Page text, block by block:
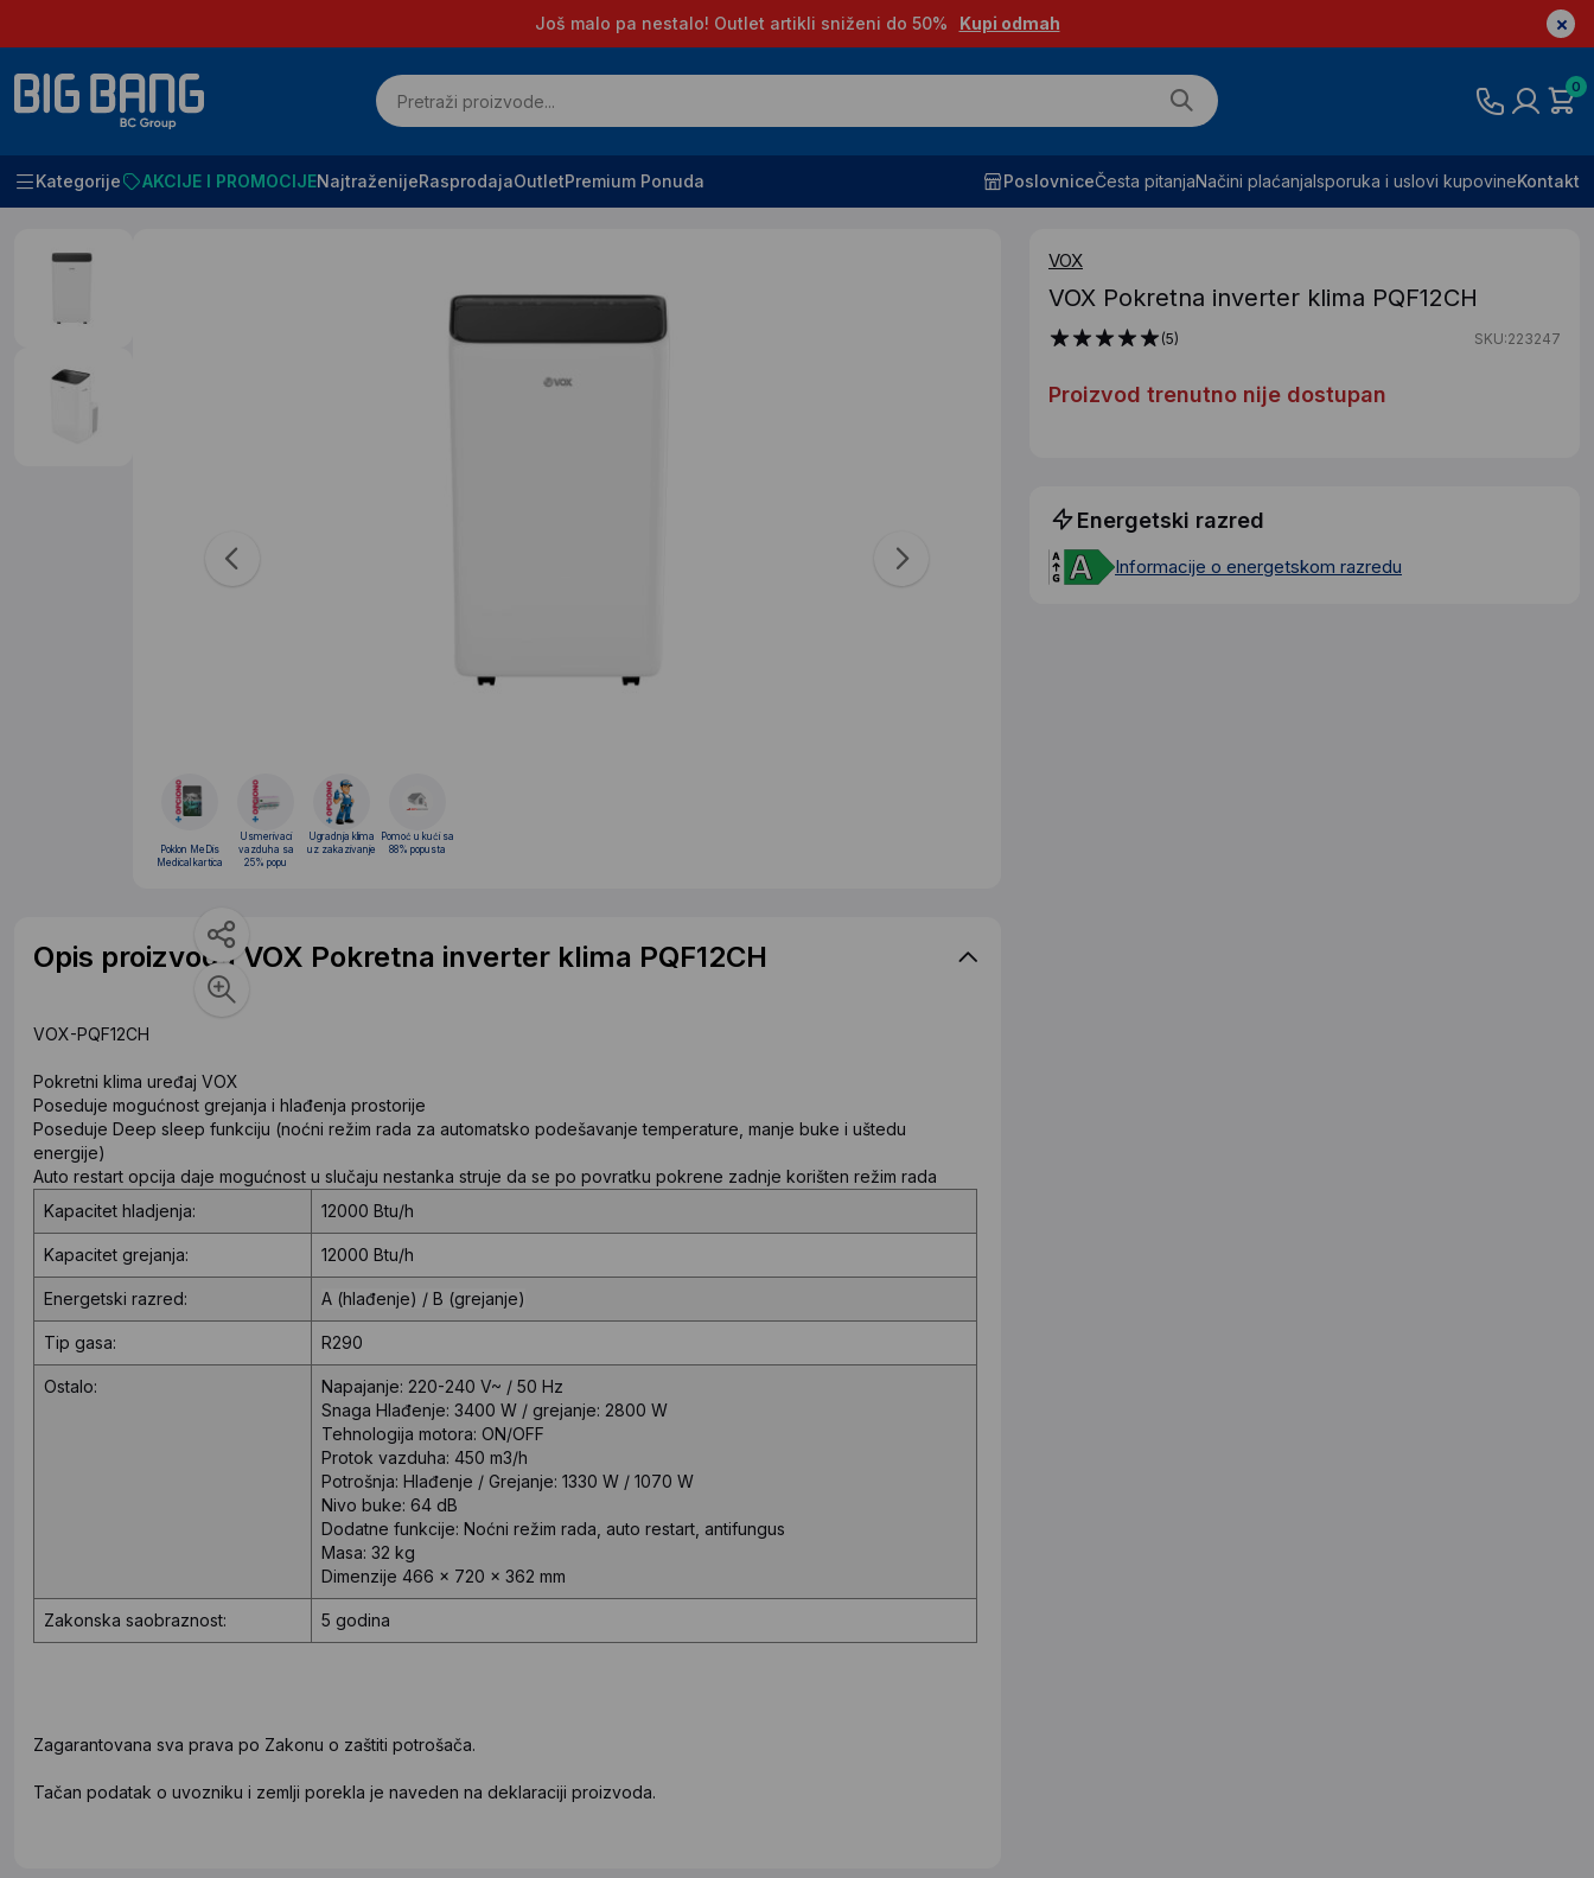
Još malo pa nestalo! Outlet artikli sniženi do 50% Kupi odmah
0
Kategorije AKCIJE I PROMOCIJENajtraženijeRasprodajaOutletPremium Ponuda PoslovniceČesta pitanjaNačini plaćanjaIsporuka i uslovi kupovineKontakt
Početna Klimatizacija i grejanje Klima uredjaji
VOX
VOX Pokretna inverter klima PQF12CH
(5) SKU:223247
Proizvod trenutno nije dostupan
Energetski razred
Informacije o energetskom razredu
Poklon MeDis
Medical kartica
Usmerivaci
vazduha sa
25% popu
Ugradnja klima
uz zakazivanje
Pomoć u kući sa
88% popusta
Opis proizvoda VOX Pokretna inverter klima PQF12CH
VOX-PQF12CH
Pokretni klima uređaj VOX
Poseduje mogućnost grejanja i hlađenja prostorije
Poseduje Deep sleep funkciju (noćni režim rada za automatsko podešavanje temperature, manje buke i uštedu
energije)
Auto restart opcija daje mogućnost u slučaju nestanka struje da se po povratku pokrene zadnje korišten režim rada
Kapacitet hladjenja:
12000 Btu/h
Kapacitet grejanja: 12000 Btu/h
Energetski razred: A (hlađenje) / B (grejanje)
Tip gasa: R290
Ostalo: Napajanje: 220-240 V~ / 50 Hz
Snaga Hlađenje: 3400 W / grejanje: 2800 W
Tehnologija motora: ON/OFF
Protok vazduha: 450 m3/h
Potrošnja: Hlađenje / Grejanje: 1330 W / 1070 W
Nivo buke: 64 dB
Dodatne funkcije: Noćni režim rada, auto restart, antifungus
Masa: 32 kg
Dimenzije 466 x 720 x 362 mm
Zakonska saobraznost: 5 godina
Zagarantovana sva prava po Zakonu o zaštiti potrošača.
Tačan podatak o uvozniku i zemlji porekla je naveden na deklaraciji proizvoda.